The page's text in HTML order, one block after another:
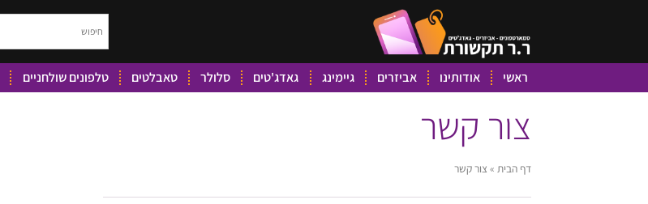
ראשי אודותינו אביזרים גיימינג גאדג'טים סלולר טאבלטים טלפונים שולחניים
צור קשר
דף הבית » צור קשר